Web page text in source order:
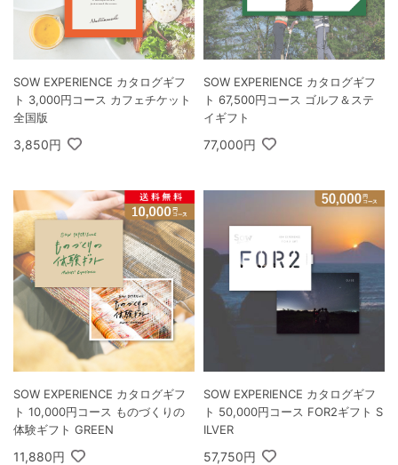
SOW EXPERIENCE カタログギフ
ト 3,000円コース カフェチケット
全国版
3,850円
SOW EXPERIENCE カタログギフ
ト 67,500円コース ゴルフ＆ステ
イギフト
77,000円
SOW EXPERIENCE カタログギフ
ト 10,000円コース ものづくりの
体験ギフト GREEN
11,880円
SOW EXPERIENCE カタログギフ
ト 50,000円コース FOR2ギフト S
ILVER
57,750円